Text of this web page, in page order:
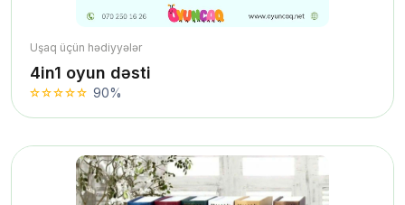
Uşaq üçün hədiyyələr
4in1 oyun dəsti
90%